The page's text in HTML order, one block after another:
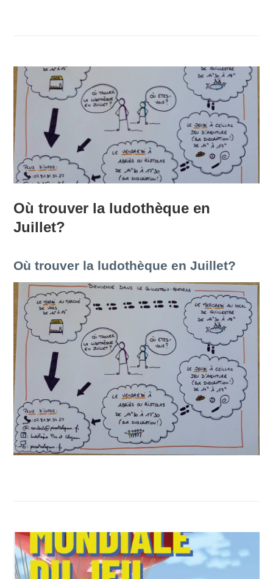
Où trouver la ludothèque en
Juillet?
Où trouver la ludothèque en Juillet?